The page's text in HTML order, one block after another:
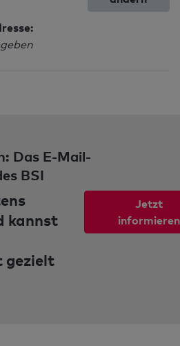
Das E-Mail-
BSI
kannst
gezielt
Jetzt
informieren